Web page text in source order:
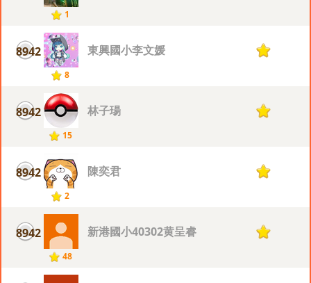
1
8942
8
東興國小李文媛 1
8942
15
林子瑒 1
8942
2
陳奕君 1
8942
48
新港國小40302黄呈睿 1